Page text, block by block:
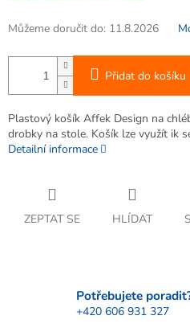
Můžeme doručit do: 11.8.2026
Přidat do košíku
Plastový košík Affek Design na
drobky na stole. Košík lze využít ik
Detailní informace
ZEPTAT SE HLÍDAT
Potřebujete
+420 606 931 327